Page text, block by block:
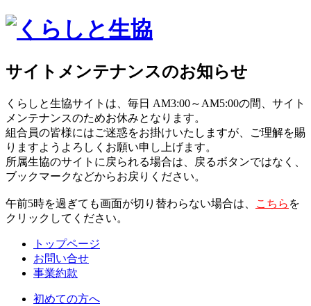
サイトメンテナンスのお知らせ
くらしと生協サイトは、毎日 AM3:00～AM5:00の間、サイト
メンテナンスのためお休みとなります。
組合員の皆様にはご迷惑をお掛けいたしますが、ご理解を賜
りますようよろしくお願い申し上げます。
所属生協のサイトに戻られる場合は、戻るボタンではなく、
ブックマークなどからお戻りください。
午前5時を過ぎても画面が切り替わらない場合は、 こちら を
クリックしてください。
トップページ
お問い合せ
事業約款
初めての方へ